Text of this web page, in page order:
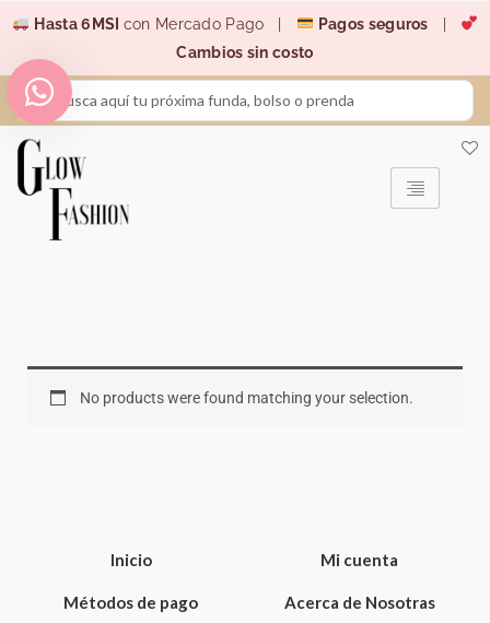
contenido
Hasta 6MSI con Mercado Pago | Pagos seguros
Cambios sin costo
Search
...
No products were found matching your selection.
Inicio
Métodos de pago
Mi cuenta
Acerca de Nosotras